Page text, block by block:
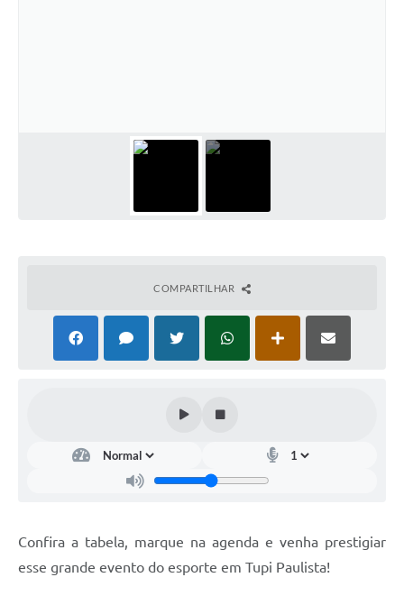
COMPARTILHAR
Confira a tabela, marque na agenda e venha prestigiar
esse grande evento do esporte em Tupi Paulista!